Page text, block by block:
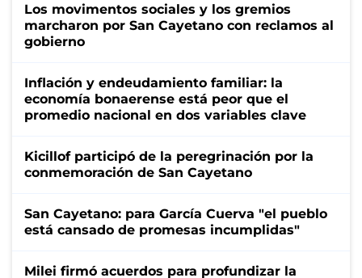
Los movimentos sociales y los gremios
marcharon por San Cayetano con reclamos al
gobierno
Inflación y endeudamiento familiar: la
economía bonaerense está peor que el
promedio nacional en dos variables clave
Kicillof participó de la peregrinación por la
conmemoración de San Cayetano
San Cayetano: para García Cuerva "el pueblo
está cansado de promesas incumplidas"
Milei firmó acuerdos para profundizar la